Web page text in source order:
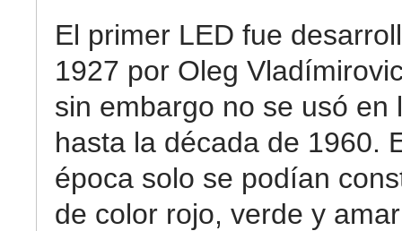
El primer LED fue
1927 por Oleg
sin embargo no se usó en
hasta la década de 1960.
época solo se podían
de color rojo, verde y